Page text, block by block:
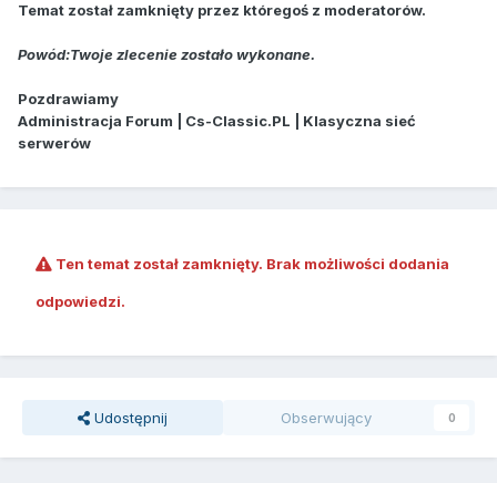
Temat został zamknięty przez któregoś z moderatorów.
Powód:Twoje zlecenie zostało wykonane.
Pozdrawiamy
Administracja Forum | Cs-Classic.PL | Klasyczna sieć
serwerów
Ten temat został zamknięty. Brak możliwości dodania
odpowiedzi.
Udostępnij Obserwujący 0